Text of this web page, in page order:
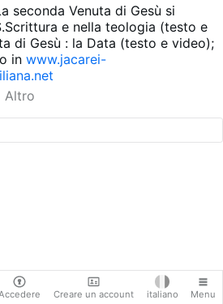
Creare un account italiano Menu
seconda Venuta di Gesù si
e nella teologia (testo e
di Gesù : la Data (testo e video);
inwww.jacarei-
Altro